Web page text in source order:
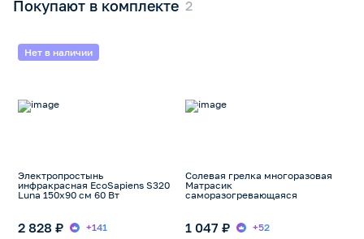
Покупают в комплекте
Нет в наличии
Электропростынь
инфракрасная EcoSapiens S320
Luna 150x90 см 60 Вт
2 828 ₽ +141
Солевая грелка многоразовая
Матрасик
саморазогревающаяся
1 047 ₽ +52